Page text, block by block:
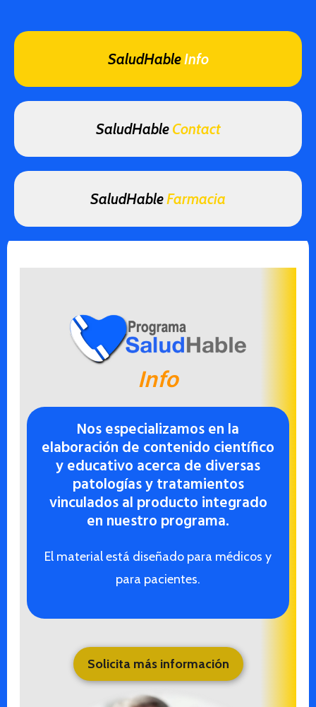
SaludHableInfo
SaludHableContact
SaludHableFarmacia
Info
Nos especializamos en la
elaboración de contenido científico
y educativo acerca de diversas
patologías y tratamientos
vinculados al producto integrado
en nuestro programa.
El material está diseñado para médicos y
para pacientes.
Solicita más información